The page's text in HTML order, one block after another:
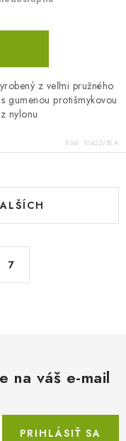
z veľmi pružného
gumenou protišmykovou
nylonu
Kód: 10422/BLA
7
na váš e-mail
PRIHLÁSIŤ SA